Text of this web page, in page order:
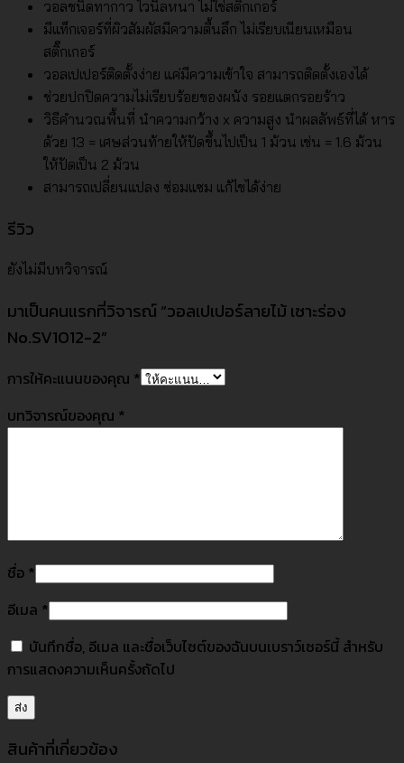
วอลชนิดทากาว ไวนิลหนา ไม่ใช่สติ๊กเกอร์
มีแท็กเจอร์ที่ผิวสัมผัสมีความตื้นลึก ไม่เรียบเนียนเหมือน
สติ๊กเกอร์
วอลเปเปอร์ติดตั้งง่าย แค่มีความเข้าใจ สามารถติดตั้งเองได้
ช่วยปกปิดความไม่เรียบร้อยของผนัง รอยแตกรอยร้าว
วิธีคำนวณพื้นที่ นำความกว้าง x ความสูง นำผลลัพธ์ที่ได้ หาร
ด้วย 13 = เศษส่วนท้ายให้ปัดขึ้นไปเป็น 1 ม้วน เช่น = 1.6 ม้วน
ให้ปัดเป็น 2 ม้วน
สามารถเปลี่ยนแปลง ซ่อมแซม แก้ไขได้ง่าย
รีวิว
ยังไม่มีบทวิจารณ์
มาเป็นคนแรกที่วิจารณ์ “วอลเปเปอร์ลายไม้ เซาะร่อง
No.SV1012-2”
การให้คะแนนของคุณ *
บทวิจารณ์ของคุณ *
ชื่อ *
อีเมล *
บันทึกชื่อ, อีเมล และชื่อเว็บไซต์ของฉันบนเบราว์เซอร์นี้ สำหรับ
การแสดงความเห็นครั้งถัดไป
สินค้าที่เกี่ยวข้อง